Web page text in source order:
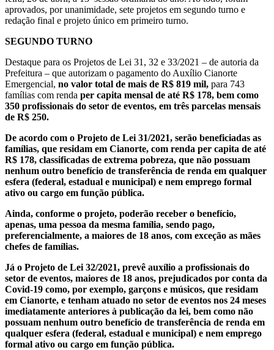
aprovados, por unanimidade, sete projetos em segundo turno e
redação final e projeto único em primeiro turno.
SEGUNDO TURNO
Destaque para os Projetos de Lei 31, 32 e 33/2021 – de autoria da
Prefeitura – que autorizam o pagamento do Auxílio Cianorte
Emergencial, no valor total de mais de R$ 819 mil, para 743
famílias com renda per capita mensal de até R$ 178, bem como
350 profissionais do setor de eventos, em três parcelas mensais
de R$ 250.
De acordo com o Projeto de Lei 31/2021, serão beneficiadas as
famílias, que residam em Cianorte, com renda per capita de até
R$ 178, classificadas de extrema pobreza, que não possuam
nenhum outro benefício de transferência de renda em qualquer
esfera (federal, estadual e municipal) e nem emprego formal
ativo ou cargo em função pública.
Ainda, conforme o projeto, poderão receber o benefício,
apenas, uma pessoa da mesma família, sendo pago,
preferencialmente, a maiores de 18 anos, com exceção as mães
chefes de famílias.
Já o Projeto de Lei 32/2021, prevê auxílio a profissionais do
setor de eventos, maiores de 18 anos, prejudicados por conta da
Covid-19 como, por exemplo, garçons e músicos, que residam
em Cianorte, e tenham atuado no setor de eventos nos 24 meses
imediatamente anteriores à publicação da lei, bem como não
possuam nenhum outro benefício de transferência de renda em
qualquer esfera (federal, estadual e municipal) e nem emprego
formal ativo ou cargo em função pública.